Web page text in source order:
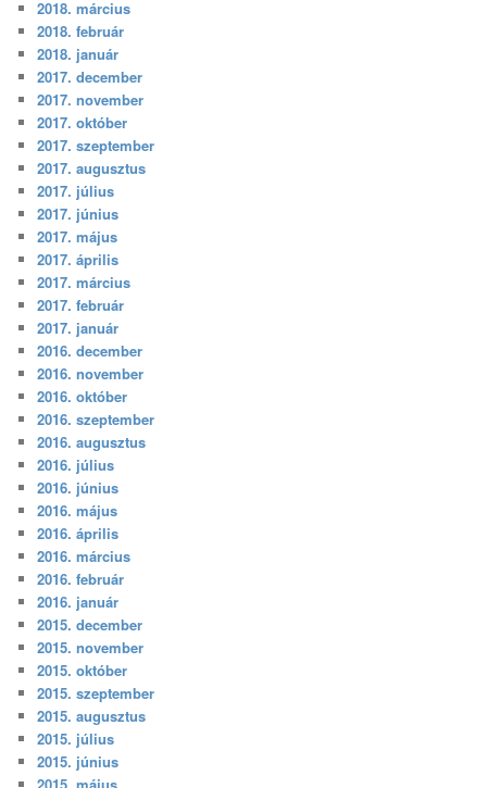
2018. március
2018. február
2018. január
2017. december
2017. november
2017. október
2017. szeptember
2017. augusztus
2017. július
2017. június
2017. május
2017. április
2017. március
2017. február
2017. január
2016. december
2016. november
2016. október
2016. szeptember
2016. augusztus
2016. július
2016. június
2016. május
2016. április
2016. március
2016. február
2016. január
2015. december
2015. november
2015. október
2015. szeptember
2015. augusztus
2015. július
2015. június